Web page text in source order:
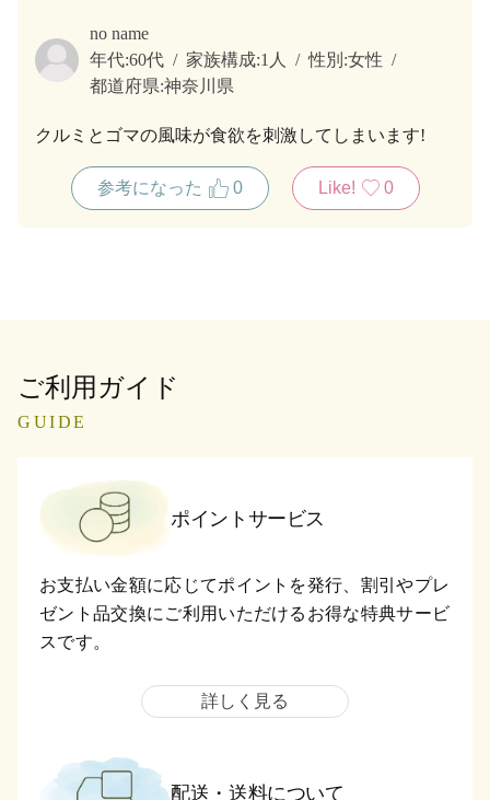
no name
年代:60代 家族構成:1人 性別:女性
都道府県:神奈川県
クルミとゴマの風味が食欲を刺激してしまいます!
参考になった 0 Like! 0
ご利用ガイド
GUIDE
ポイントサービス
お支払い金額に応じてポイントを発行、割引やプレ
ゼント品交換にご利用いただけるお得な特典サービ
スです。
詳しく見る
配送・送料について